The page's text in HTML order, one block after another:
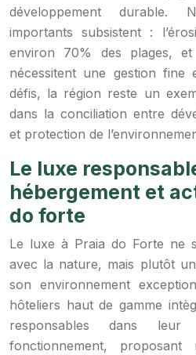
développement durable.
importants subsistent :
environ 70% des plages,
nécessitent une gestion fine
défis, la région reste un
dans la conciliation entre
et protection de
Le luxe
hébergement et
do forte
Le luxe à Praia do Forte ne
avec la nature, mais plutôt
son environnement
hôteliers haut de gamme
responsables dans
fonctionnement,